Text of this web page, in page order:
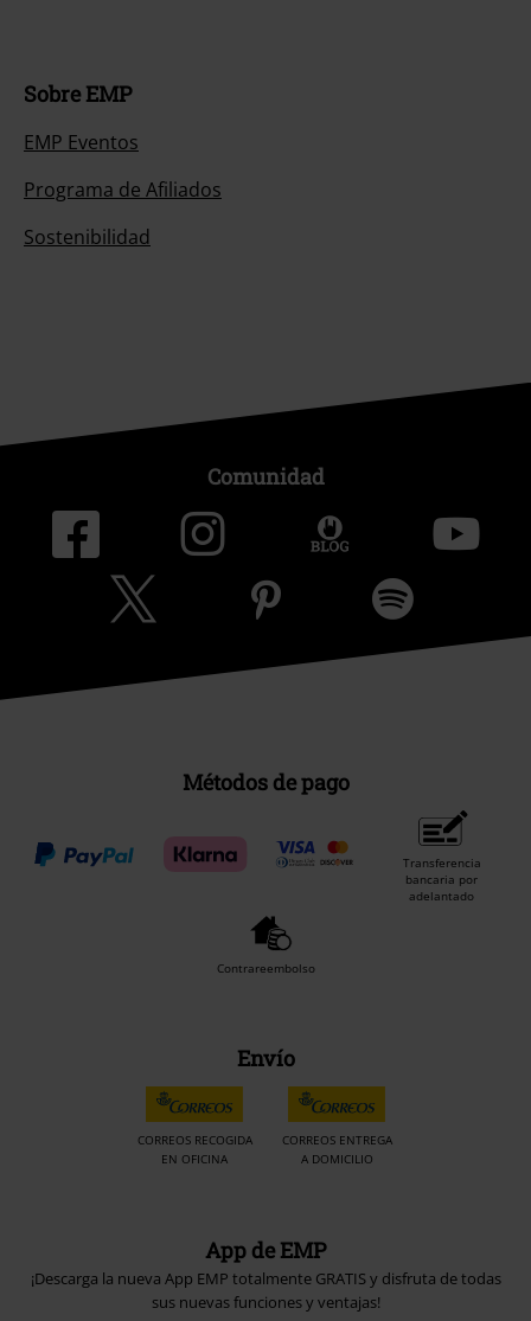
Sobre EMP
EMP Eventos
Programa de Afiliados
Sostenibilidad
Comunidad
Métodos de pago
Transferencia
bancaria por
adelantado
Contrareembolso
Envío
CORREOS RECOGIDA
EN OFICINA
CORREOS ENTREGA
A DOMICILIO
App de EMP
¡Descarga la nueva App EMP totalmente GRATIS y disfruta de todas
sus nuevas funciones y ventajas!